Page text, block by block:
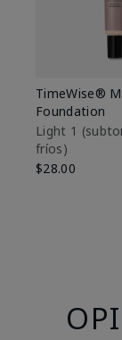
TimeWise®
Foundation
Light 1​
fríos)
$28.00